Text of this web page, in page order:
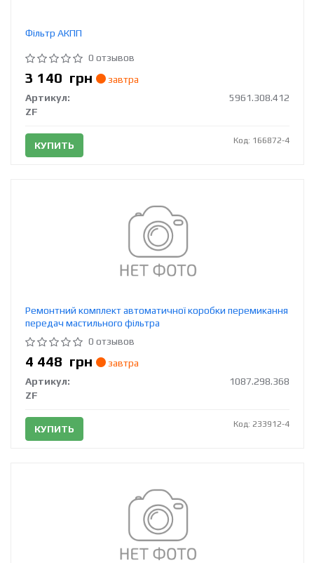
Фільтр АКПП
0 отзывов
3 140 грн
завтра
Артикул:
5961.308.412
ZF
КУПИТЬ Код: 166872-4
Ремонтний комплект автоматичної коробки перемикання
передач мастильного фільтра
0 отзывов
4 448 грн
завтра
Артикул:
1087.298.368
ZF
КУПИТЬ Код: 233912-4